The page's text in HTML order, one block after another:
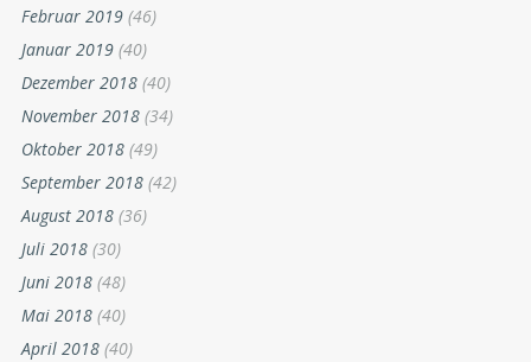
Februar 2019 (46)
Januar 2019 (40)
Dezember 2018 (40)
November 2018 (34)
Oktober 2018 (49)
September 2018 (42)
August 2018 (36)
Juli 2018 (30)
Juni 2018 (48)
Mai 2018 (40)
April 2018 (40)